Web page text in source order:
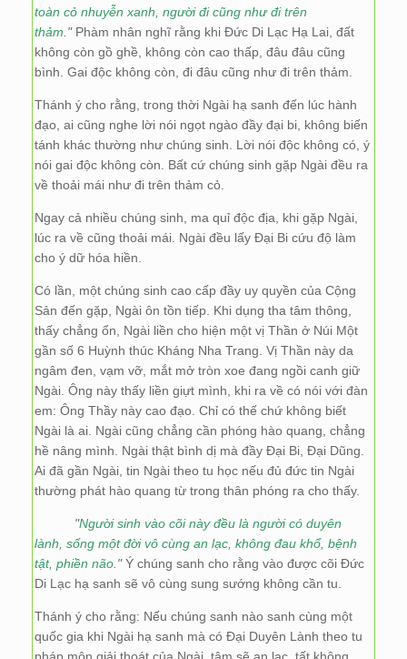
toàn cỏ nhuyễn xanh, người đi cũng như đi trên
thảm ."Phàm nhân nghĩ rằng khi Đức Di Lạc Hạ Lai, đất
không còn gồ ghề, không còn cao thấp, đâu đâu cũng
bình. Gai độc không còn, đi đâu cũng như đi trên thảm.
Thánh ý cho rằng, trong thời Ngài hạ sanh đến lúc hành
đạo, ai cũng nghe lời nói ngọt ngào đầy đại bi, không biến
tánh khác thường như chúng sinh. Lời nói độc không có, ý
nói gai độc không còn. Bất cứ chúng sinh gặp Ngài đều ra
về thoải mái như đi trên thảm cỏ.
Ngay cả nhiều chúng sinh, ma quỉ độc địa, khi gặp Ngài,
lúc ra về cũng thoải mái. Ngài đều lấy Đại Bi cứu độ làm
cho ý dữ hóa hiền.
Có lần, một chúng sinh cao cấp đầy uy quyền của Cộng
Sản đến gặp, Ngài ôn tồn tiếp. Khi dụng tha tâm thông,
thấy chẳng ổn, Ngài liền cho hiện một vị Thần ở Núi Một
gần số 6 Huỳnh thúc Kháng Nha Trang. Vị Thần này da
ngâm đen, vạm vỡ, mắt mở tròn xoe đang ngồi canh giữ
Ngài. Ông này thấy liền giựt mình, khi ra về có nói với đàn
em: Ông Thầy này cao đạo. Chỉ có thế chứ không biết
Ngài là ai. Ngài cũng chẳng cần phóng hào quang, chẳng
hề nâng mình. Ngài thật bình dị mà đầy Đại Bi, Đại Dũng.
Ai đã gần Ngài, tin Ngài theo tu học nếu đủ đức tin Ngài
thường phát hào quang từ trong thân phóng ra cho thấy.
"Người sinh vào cõi này đều là người có duyên
lành, sống một đời vô cùng an lạc, không đau khổ, bệnh
tật, phiền não. "Ý chúng sanh cho rằng vào được cõi Đức
Di Lạc hạ sanh sẽ vô cùng sung sướng không cần tu.
Thánh ý cho rằng: Nếu chúng sanh nào sanh cùng một
quốc gia khi Ngài hạ sanh mà có Đại Duyên Lành theo tu